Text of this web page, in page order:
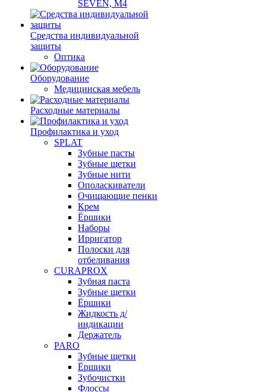
SEVEN, М4
Средства индивидуальной
защиты
Оптика
Оборудование
Медицинская мебель
Расходные материалы
Профилактика и уход
SPLAT
Зубные пасты
Зубные щетки
Зубные нити
Ополаскиватели
Очищающие пенки
Крем
Ёршики
Наборы
Ирригатор
Полоски для
отбеливания
CURAPROX
Зубная паста
Зубные щетки
Ёршики
Жидкость д/
индикации
Держатель
PARO
Зубные щетки
Ёршики
Зубочистки
Флоссы